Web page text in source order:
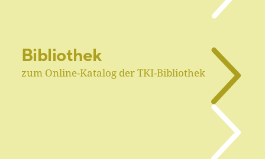
Bibliothek
zum Online-Katalog der TKI-Bibliothek